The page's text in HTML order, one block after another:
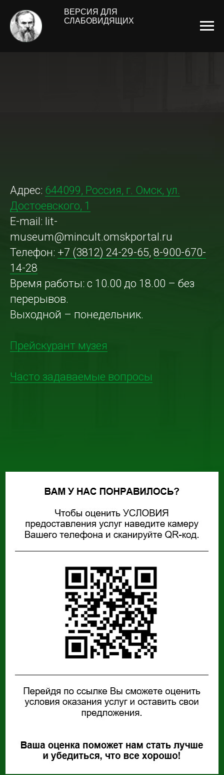
ВЕРСИЯ ДЛЯ
СЛАБОВИДЯЩИХ
Адрес: 644099, Россия, г. Омск, ул.
Достоевского, 1
E-mail: lit-
museum@mincult.omskportal.ru
Телефон: +7 (3812) 24-29-65, 8-900-670-
14-28
Время работы: с 10.00 до 18.00 – без
перерывов.
Выходной – понедельник.
Прейскурант музея
Часто задаваемые вопросы